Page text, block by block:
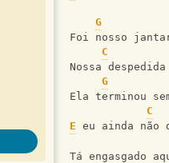
G
Foi nosso
C
Nossa
G
Ela terminou
C
E eu ainda
Tá engasgado